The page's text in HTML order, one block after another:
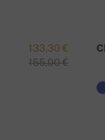
133,30 €
155,00 €